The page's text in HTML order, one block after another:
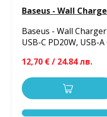
Baseus - Wall
Baseus - Wall
USB-C PD20W, USB-
12,70 € / 24.84 лв.